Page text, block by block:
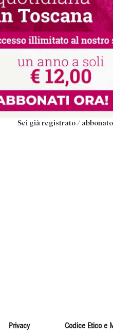
Sei già registrato /
Privacy Codice Etico e